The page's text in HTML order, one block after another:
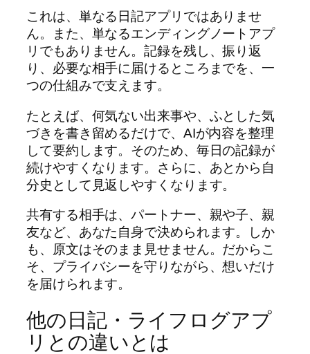
これは、単なる日記アプリではありませ
ん。また、単なるエンディングノートアプ
リでもありません。記録を残し、振り返
り、必要な相手に届けるところまでを、一
つの仕組みで支えます。
たとえば、何気ない出来事や、ふとした気
づきを書き留めるだけで、AIが内容を整理
して要約します。そのため、毎日の記録が
続けやすくなります。さらに、あとから自
分史として見返しやすくなります。
共有する相手は、パートナー、親や子、親
友など、あなた自身で決められます。しか
も、原文はそのまま見せません。だからこ
そ、プライバシーを守りながら、想いだけ
を届けられます。
他の日記・ライフログアプ
リとの違いとは